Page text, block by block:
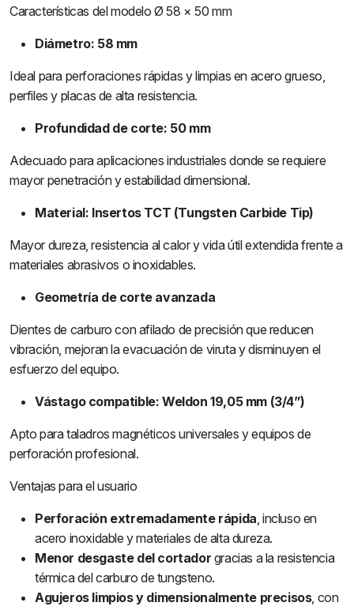
Características del modelo Ø 58 × 50 mm
Diámetro: 58 mm
Ideal para perforaciones rápidas y limpias en acero grueso,
perfiles y placas de alta resistencia.
Profundidad de corte: 50 mm
Adecuado para aplicaciones industriales donde se requiere
mayor penetración y estabilidad dimensional.
Material: Insertos TCT (Tungsten Carbide Tip)
Mayor dureza, resistencia al calor y vida útil extendida frente a
materiales abrasivos o inoxidables.
Geometría de corte avanzada
Dientes de carburo con afilado de precisión que reducen
vibración, mejoran la evacuación de viruta y disminuyen el
esfuerzo del equipo.
Vástago compatible: Weldon 19,05 mm (3/4”)
Apto para taladros magnéticos universales y equipos de
perforación profesional.
Ventajas para el usuario
Perforación extremadamente rápida, incluso en
acero inoxidable y materiales de alta dureza.
Menor desgaste del cortador gracias a la resistencia
térmica del carburo de tungsteno.
Agujeros limpios y dimensionalmente precisos, con